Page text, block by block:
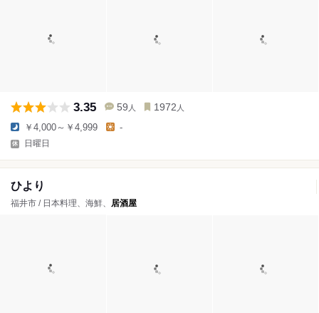
3.35 59 人 1972 人
￥4,000～￥4,999 -
日曜日
ひより
福井市 / 日本料理、海鮮、 居酒屋